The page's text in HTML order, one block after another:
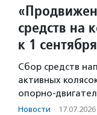
средств на
к 1 сентября
Сбор средств
активных
опорно-
Новости · 17.07.2026